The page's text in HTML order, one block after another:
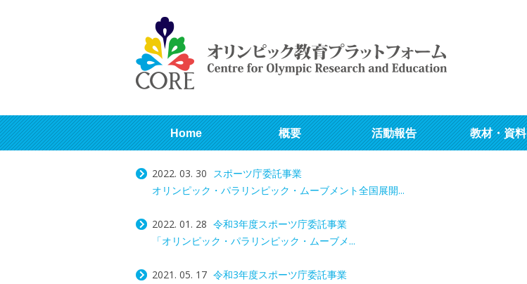
Home 概要 活動報告 教材・資料
2022. 03. 30 スポーツ庁委託事業
オリンピック・パラリンピック・ムーブメント全国展開...
2022. 01. 28 令和3年度スポーツ庁委託事業
「オリンピック・パラリンピック・ムーブメ...
2021. 05. 17 令和3年度スポーツ庁委託事業